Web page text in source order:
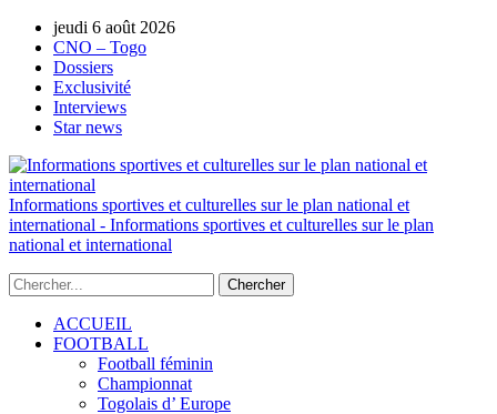
jeudi 6 août 2026
CNO – Togo
Dossiers
Exclusivité
Interviews
Star news
Informations sportives et culturelles sur le plan national et
international - Informations sportives et culturelles sur le plan
national et international
ACCUEIL
FOOTBALL
Football féminin
Championnat
Togolais d’ Europe
AUTORISATION DE LA HAAC N°0134/